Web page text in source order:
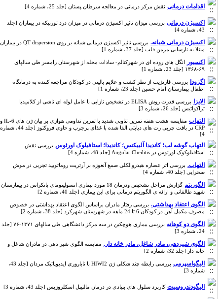
اقدامات درمانی نقش مرکز درمانی در معالجه سرطان پستان [جلد 25، شماره 4]
اکسیژن درمانی بررسی میزان تاثیر اکسیژن درمانی در میزان درد تورنیکه در بیماران [جلد
43، شماره 4]
اکسیژن درمانی شبانه.
بررسی تاثیر اکسیژن درمانی شبانه بر روی QT dispersion در بیماران
مبتلا به نارسایی مزمن قلب [جلد 37، شماره 1]
اکسیور انگل های روده ای در شهرکتالم- سادات محله از شهرستان رامسر طی سالهای
۶۹-۱۳۶۸ [جلد 23، شماره 1]
اگزودا بررسی فارنژیت از نظر کشت و علایم بالینی در کودکان مراجعه کننده به درمانگاه
اطفال بیمارستان امام حسین [جلد 23، شماره 1]
الایزا
بررسی قدرت روش ELISA در تشخیص نازایی با عامل لوله ای ناشی از کلامیدیا
تراکواتیس [جلد 26، شماره 3]
التهاب
مقایسه هشت هفته تمرین تناوبی شدید با تمرین تداومی هوازی بر بیان ژن های IL-6 و
CRP در بافت چربی رت های دیابتی القا شده با غذای پرچرب و حاوی فروکتوز [جلد 44، شماره
4]
التهاب گوشه لب؛ کاندیدا آلبیکنس؛ کاندیدا؛ استافیلوک اورئوس بررسی نقش
استافیلوکوک اورئوس در Angular Cheilitis [جلد 48، شماره 4]
التهاب. بررسی اثر عصاره هیدروالکلی صمغ آنغوزه بر آرتریت روماتویید تجربی در موش
صحرایی [جلد 40، شماره 4]
الگوریتم
گزارش مراحل تشخیص ودرمان 18 مورد بیماری انسولینومای پانکراس در بیمارستان
شهید طالقانی و ارائه ی الگوریتم درمانی برای این بیماری [جلد 40، شماره 2]
الگوی اعتقاد بهداشتی. بررسی رفتار مادران براساس الگوی اعتقاد بهداشتی در خصوص
مصرف مکمل آهن در کودکان 6 تا 24 ماهه در شهرستان شهرکرد [جلد 38، شماره 2]
الگوی دو کوهانه
بررسی بیماری هوچکین در سه مرکز دانشگاهی طی سالهای ۱۳۷۱-۷۶ [جلد
24، شماره 3]
الگوی شیردهی، مادر شاغل، مادر خانه دار. مقایسه الگوی شیر دهی در مادران شاغل و
خانه دار [جلد 32، شماره 2]
الیگواسپرمی
بررسی رابطه چند شکلی ژن HIWI2 با ناباروری ایدیوپاتیک مردان [جلد 43،
شماره 3]
الیگودندروسیت کاربرد سلول های بنیادی در درمان مالتیپل اسکلروزیس [جلد 43، شماره 3]